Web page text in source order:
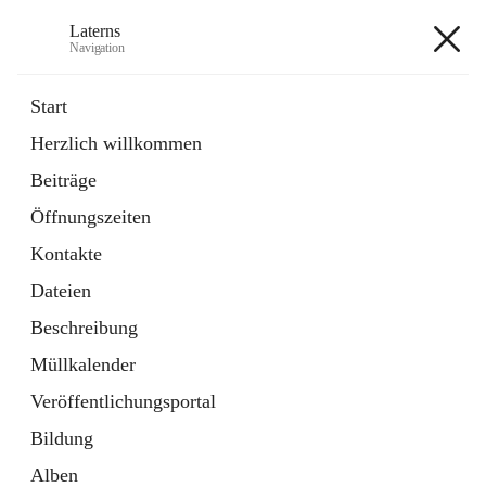
Laterns
Navigation
Start
Herzlich willkommen
Beiträge
Öffnungszeiten
Kontakte
Dateien
Beschreibung
Müllkalender
Veröffentlichungsportal
Bildung
Alben
11 Schnellzugriffe
Soziales
1 Schnellzugriff